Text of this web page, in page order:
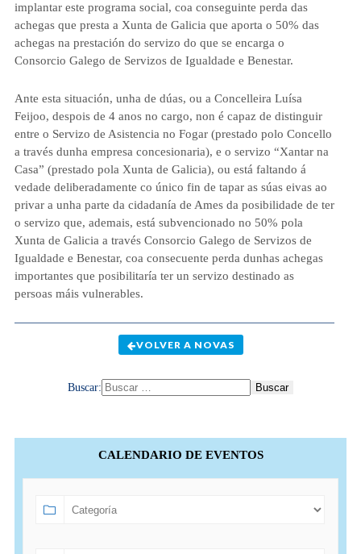
implantar este programa social, coa conseguinte perda das
achegas que presta a Xunta de Galicia que aporta o 50% das
achegas na prestación do servizo do que se encarga o
Consorcio Galego de Servizos de Igualdade e Benestar.
Ante esta situación, unha de dúas, ou a Concelleira Luísa
Feijoo, despois de 4 anos no cargo, non é capaz de distinguir
entre o Servizo de Asistencia no Fogar(prestado polo Concello
a través dunha empresa concesionaria), e o servizo “Xantar na
Casa” (prestado pola Xunta de Galicia), ou está faltando á
vedade deliberadamente co único fin de tapar as súas eivas ao
privar a unha parte da cidadanía de Ames da posibilidade de ter
o servizo que, ademais, está subvencionado no 50% pola
Xunta de Galicia a través Consorcio Galego de Servizos de
Igualdade e Benestar, coa consecuente perda dunhas achegas
importantes que posibilitaría ter un servizo destinado as
persoas máis vulnerables.
VOLVER A NOVAS
Buscar:
CALENDARIO DE EVENTOS